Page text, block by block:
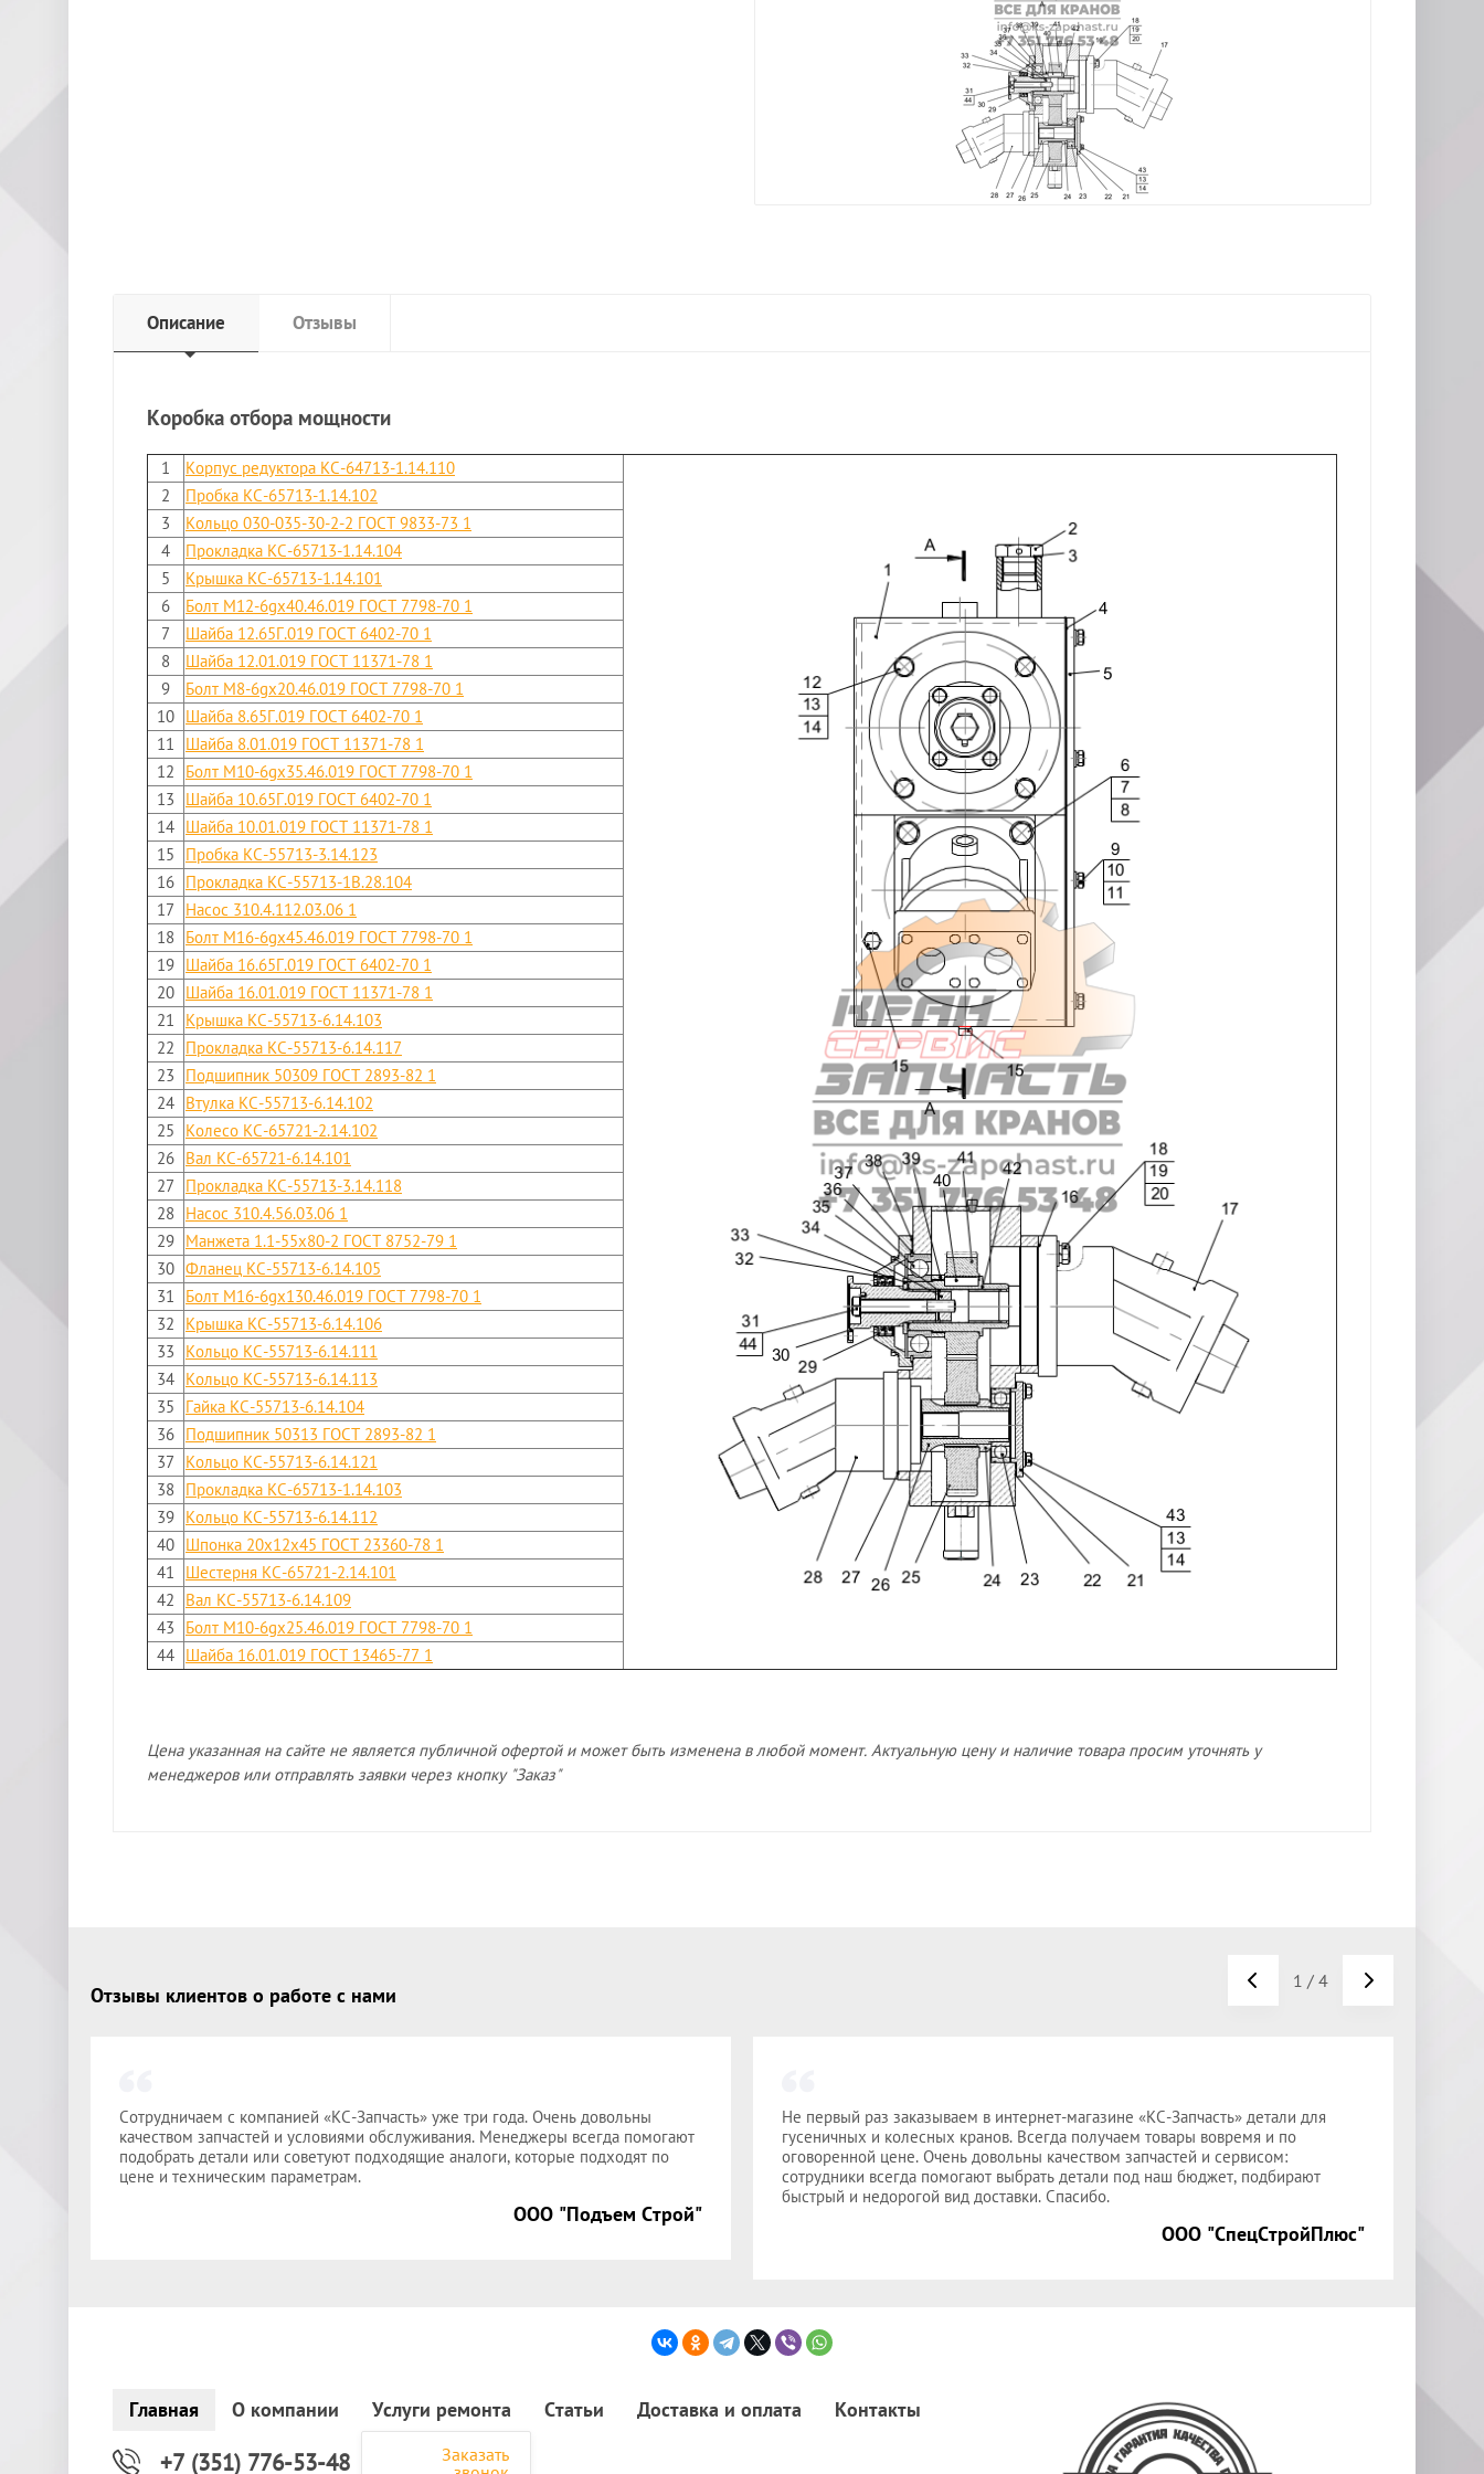
Описание Отзывы
Коробка отбора мощности
1
Корпус редуктора КС-64713-1.14.110
2
Пробка КС-65713-1.14.102
3
Кольцо 030-035-30-2-2 ГОСТ 9833-73 1
4
Прокладка КС-65713-1.14.104
5
Крышка КС-65713-1.14.101
6
Болт М12-6gx40.46.019 ГОСТ 7798-70 1
7
Шайба 12.65Г.019 ГОСТ 6402-70 1
8
Шайба 12.01.019 ГОСТ 11371-78 1
9
Болт М8-6gx20.46.019 ГОСТ 7798-70 1
10 Шайба 8.65Г.019 ГОСТ 6402-70 1
11
Шайба 8.01.019 ГОСТ 11371-78 1
12
Болт М10-6gx35.46.019 ГОСТ 7798-70 1
13
Шайба 10.65Г.019 ГОСТ 6402-70 1
14 Шайба 10.01.019 ГОСТ 11371-78 1
15
Пробка КС-55713-3.14.123
16 Прокладка КС-55713-1В.28.104
17
Насос 310.4.112.03.06 1
18
Болт М16-6gx45.46.019 ГОСТ 7798-70 1
19 Шайба 16.65Г.019 ГОСТ 6402-70 1
20 Шайба 16.01.019 ГОСТ 11371-78 1
21
Крышка КС-55713-6.14.103
22
Прокладка КС-55713-6.14.117
23
Подшипник 50309 ГОСТ 2893-82 1
24 Втулка КС-55713-6.14.102
25
Колесо КС-65721-2.14.102
26 Вал КС-65721-6.14.101
27
Прокладка КС-55713-3.14.118
28
Насос 310.4.56.03.06 1
29 Манжета 1.1-55x80-2 ГОСТ 8752-79 1
30 Фланец КС-55713-6.14.105
31
Болт М16-6gx130.46.019 ГОСТ 7798-70 1
32
Крышка КС-55713-6.14.106
33
Кольцо КС-55713-6.14.111
34 Кольцо КС-55713-6.14.113
35
Гайка КС-55713-6.14.104
36 Подшипник 50313 ГОСТ 2893-82 1
37
Кольцо КС-55713-6.14.121
38
Прокладка КС-65713-1.14.103
39 Кольцо КС-55713-6.14.112
40 Шпонка 20x12x45 ГОСТ 23360-78 1
41
Шестерня КС-65721-2.14.101
42
Вал КС-55713-6.14.109
43
Болт М10-6gx25.46.019 ГОСТ 7798-70 1
44 Шайба 16.01.019 ГОСТ 13465-77 1
Цена указанная на сайте не является публичной офертой и может быть изменена в любой момент. Актуальную цену и наличие товара просим уточнять у
менеджеров или отправлять заявки через кнопку "Заказ"
Отзывы клиентов о работе с нами
1 / 4
Сотрудничаем с компанией «КС-Запчасть» уже три года. Очень довольны
качеством запчастей и условиями обслуживания. Менеджеры всегда помогают
подобрать детали или советуют подходящие аналоги, которые подходят по
цене и техническим параметрам.
ООО "Подъем Строй"
Не первый раз заказываем в интернет-магазине «КС-Запчасть» детали для
гусеничных и колесных кранов. Всегда получаем товары вовремя и по
оговоренной цене. Очень довольны качеством запчастей и сервисом:
сотрудники всегда помогают выбрать детали под наш бюджет, подбирают
быстрый и недорогой вид доставки. Спасибо.
ООО "СпецСтройПлюс"
Главная О компании Услуги ремонта Статьи Доставка и оплата Контакты
+7 (351) 776-53-48
Заказать